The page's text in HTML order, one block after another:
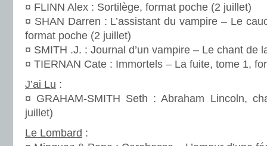
¤ FLINN Alex : Sortilège, format poche (2 juillet)
¤ SHAN Darren : L’assistant du vampire – Le
format poche (2 juillet)
¤ SMITH .J. : Journal d’un vampire – Le chant de
¤ TIERNAN Cate : Immortels – La fuite, tome 1,
J’ai Lu :
¤ GRAHAM-SMITH Seth : Abraham Lincoln,
juillet)
Le Lombard :